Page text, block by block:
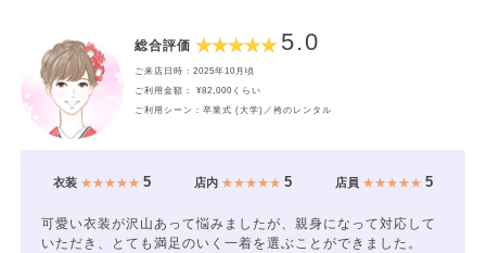
総合評価 5.0
ご来店日時：2025年10月頃
ご利用金額： ¥82,000くらい
ご利用シーン：卒業式 (大学)／袴のレンタル
衣装★★★★★ 5 店内★★★★★ 5 店員 ★★★★★5
可愛い衣装が沢山あって悩みましたが、親身になって対応して
いただき、とても満足のいく一着を選ぶことができました。